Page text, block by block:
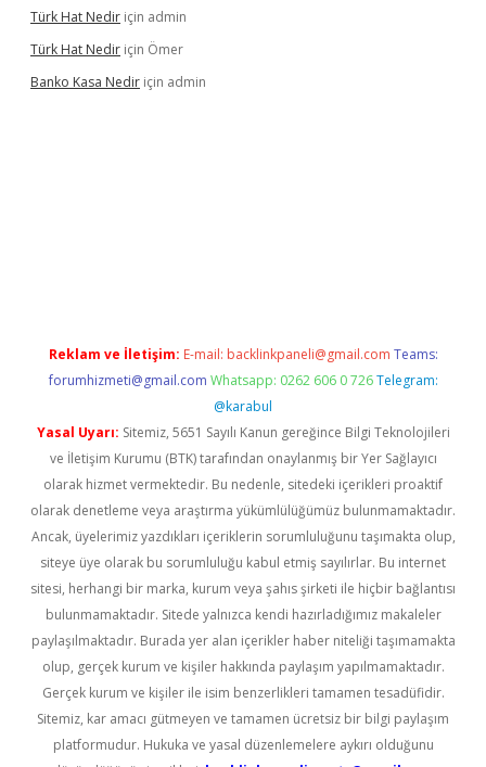
Türk Hat Nedir için admin
Türk Hat Nedir için Ömer
Banko Kasa Nedir için admin
Reklam ve İletişim: E-mail: backlinkpaneli@gmail.com Teams:
forumhizmeti@gmail.com Whatsapp: 0262 606 0 726 Telegram:
@karabul
Yasal Uyarı: Sitemiz, 5651 Sayılı Kanun gereğince Bilgi Teknolojileri
ve İletişim Kurumu (BTK) tarafından onaylanmış bir Yer Sağlayıcı
olarak hizmet vermektedir. Bu nedenle, sitedeki içerikleri proaktif
olarak denetleme veya araştırma yükümlülüğümüz bulunmamaktadır.
Ancak, üyelerimiz yazdıkları içeriklerin sorumluluğunu taşımakta olup,
siteye üye olarak bu sorumluluğu kabul etmiş sayılırlar. Bu internet
sitesi, herhangi bir marka, kurum veya şahıs şirketi ile hiçbir bağlantısı
bulunmamaktadır. Sitede yalnızca kendi hazırladığımız makaleler
paylaşılmaktadır. Burada yer alan içerikler haber niteliği taşımamakta
olup, gerçek kurum ve kişiler hakkında paylaşım yapılmamaktadır.
Gerçek kurum ve kişiler ile isim benzerlikleri tamamen tesadüfidir.
Sitemiz, kar amacı gütmeyen ve tamamen ücretsiz bir bilgi paylaşım
platformudur. Hukuka ve yasal düzenlemelere aykırı olduğunu